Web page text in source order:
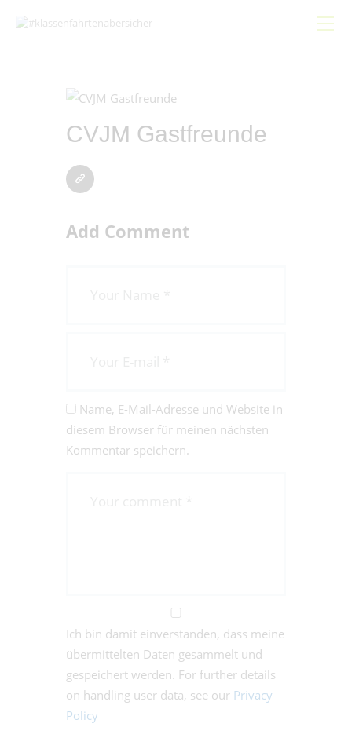
Gemeinsam
Bündnis
Schwerpunkte
Hygieneleitfaden
CVJM Gastfreunde
Add Comment
Name, E-Mail-Adresse und Website in
diesem Browser für meinen nächsten
Kommentar speichern.
Ich bin damit einverstanden, dass meine
übermittelten Daten gesammelt und
gespeichert werden. For further details
on handling user data, see our Privacy
Policy